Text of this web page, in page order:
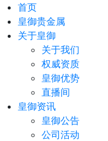
首页
皇御贵金属
关于皇御
关于我们
权威资质
皇御优势
直播间
皇御资讯
皇御公告
公司活动